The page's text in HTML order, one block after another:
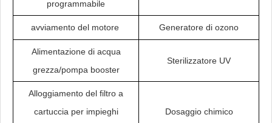
programmabile
avviamento del motore Generatore di ozono
Alimentazione di acqua
grezza/pompa booster
Sterilizzatore UV
Alloggiamento del filtro a
cartuccia per impieghi
Dosaggio chimico